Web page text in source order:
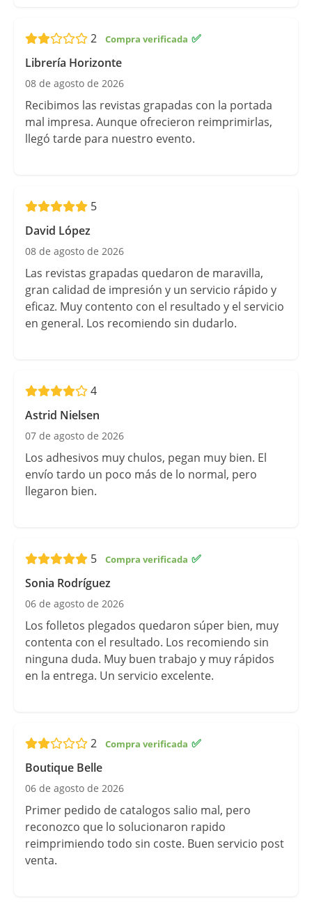
2
✅
Librería Horizonte
08 de agosto de 2026
Recibimos las revistas grapadas con la portada
mal impresa. Aunque ofrecieron reimprimirlas,
llegó tarde para nuestro evento.
5
David López
08 de agosto de 2026
Las revistas grapadas quedaron de maravilla,
gran calidad de impresión y un servicio rápido y
eficaz. Muy contento con el resultado y el servicio
en general. Los recomiendo sin dudarlo.
4
Astrid Nielsen
07 de agosto de 2026
Los adhesivos muy chulos, pegan muy bien. El
envío tardo un poco más de lo normal, pero
llegaron bien.
5
✅
Sonia Rodríguez
06 de agosto de 2026
Los folletos plegados quedaron súper bien, muy
contenta con el resultado. Los recomiendo sin
ninguna duda. Muy buen trabajo y muy rápidos
en la entrega. Un servicio excelente.
2
✅
Boutique Belle
06 de agosto de 2026
Primer pedido de catalogos salio mal, pero
reconozco que lo solucionaron rapido
reimprimiendo todo sin coste. Buen servicio post
venta.